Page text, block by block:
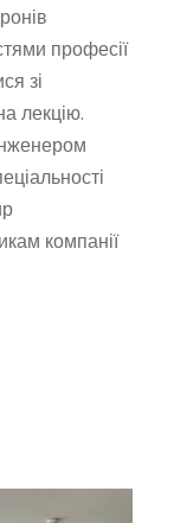
професії
зі
лекцію.
компанії